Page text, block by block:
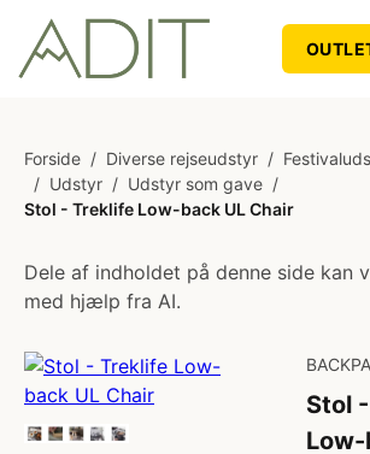
Forside / Diverse rejseudstyr /
/ Udstyr / Udstyr som gave /
Stol - Treklife Low-back UL Chair
Dele af indholdet på denne side kan
med hjælp fra AI.
Stol